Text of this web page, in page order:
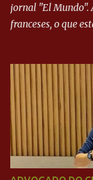
jornal "El Mundo".
franceses, o que
Neymar Pai nega